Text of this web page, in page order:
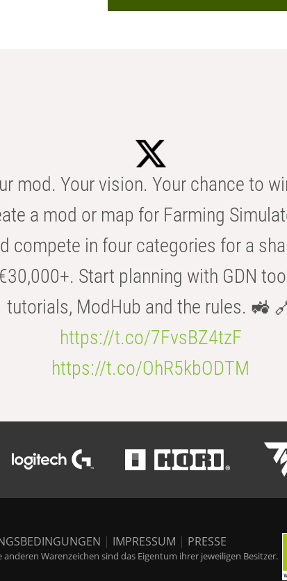
mod. Your vision. Your chance to
a mod or map for Farming
compete in four categories for a
Start planning with GDN
tutorials, ModHub and the rules. 🚜
https://t.co/7FvsBZ4tzF
https://t.co/OhR5kbODTM
| IMPRESSUM | PRESSE
Warenzeichen sind das Eigentum ihrer jeweiligen Besitzer.